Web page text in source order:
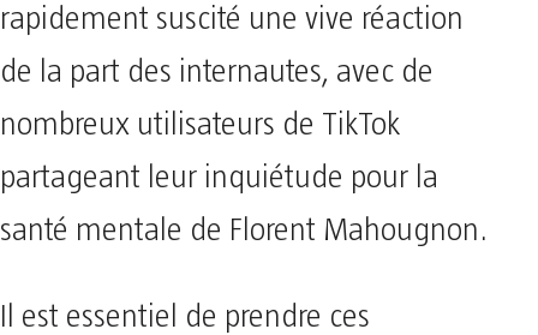
rapidement suscité une vive réaction
de la part des internautes, avec de
nombreux utilisateurs de TikTok
partageant leur inquiétude pour la
santé mentale de Florent Mahougnon.
Il est essentiel de prendre ces